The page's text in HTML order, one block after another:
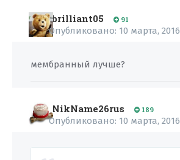
brilliant05 91
Опубликовано: 10 марта, 2016
мембранный лучше?
NikName26rus 189
Опубликовано: 10 марта, 2016